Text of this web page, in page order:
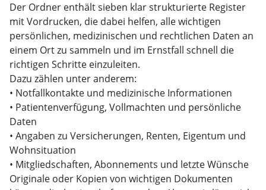
Der Ordner enthält sieben klar strukturierte Register
mit Vordrucken, die dabei helfen, alle wichtigen
persönlichen, medizinischen und rechtlichen Daten an
einem Ort zu sammeln und im Ernstfall schnell die
richtigen Schritte einzuleiten.
Dazu zählen unter anderem:
• Notfallkontakte und medizinische Informationen
• Patientenverfügung, Vollmachten und persönliche
Daten
• Angaben zu Versicherungen, Renten, Eigentum und
Wohnsituation
• Mitgliedschaften, Abonnements und letzte Wünsche
Originale oder Kopien von wichtigen Dokumenten